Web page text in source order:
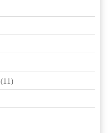
(11)